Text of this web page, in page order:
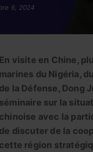
6, 2024
En visite en Chine,
marines du Nigéria,
de la Défense, Dong
séminaire sur la
chinoise avec la
de discuter de la
cette région